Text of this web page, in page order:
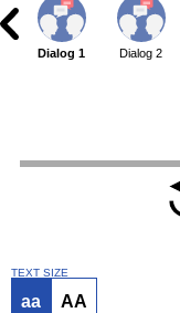
Dialog 1 Dialog 2
TEXT SIZE
aa AA